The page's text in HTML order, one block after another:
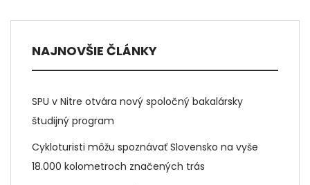
NAJNOVŠIE ČLÁNKY
SPU v Nitre otvára nový spoločný bakalársky
študijný program
Cykloturisti môžu spoznávať Slovensko na vyše
18.000 kolometroch značených trás